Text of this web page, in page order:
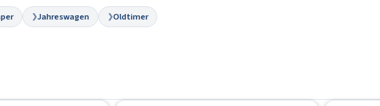
❯Jahreswagen ❯Oldtimer